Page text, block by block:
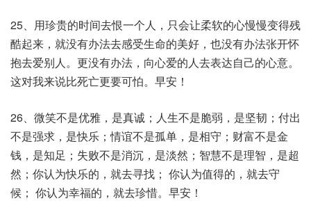
25、用珍贵的时间去恨一个人，只会让柔软的心慢慢变得残
酷起来，就没有办法去感受生命的美好，也没有办法张开怀
抱去爱别人。更没有办法，向心爱的人去表达自己的心意。
这对我来说比死亡更要可怕。早安！
26、微笑不是优雅，是真诚；人生不是脆弱，是坚韧；付出
不是强求，是快乐；情谊不是孤单，是相守；财富不是金
钱，是知足；失败不是消沉，是淡然；智慧不是理智，是超
然；你认为快乐的，就去寻找； 你认为值得的，就去守
候； 你认为幸福的，就去珍惜。早安！